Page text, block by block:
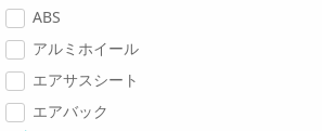
ABS
アルミホイール
エアサスシート
エアバック